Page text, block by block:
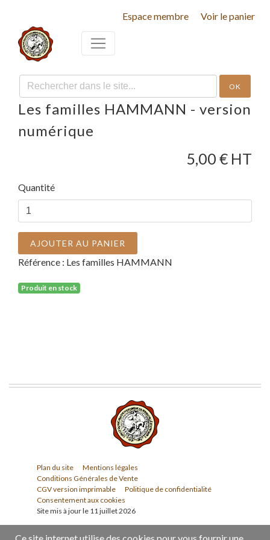
Espace membre Voir le panier
OK
Les familles HAMMANN - version
numérique
5,00 € HT
Quantité
AJOUTER AU PANIER
Référence : Les familles HAMMANN
Produit en stock
Plan du site
Mentions légales
Conditions Générales de Vente
CGV version imprimable
Politique de confidentialité
Consentement aux cookies
Site mis à jour le 11 juillet 2026